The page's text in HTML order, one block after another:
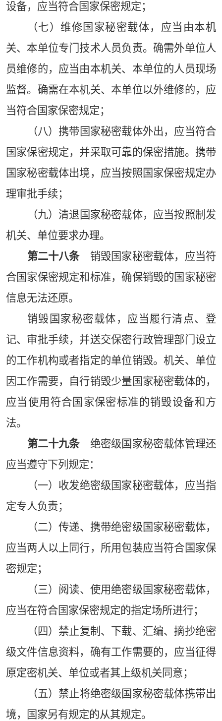
设备，应当符合国家保密规定；
（七）维修国家秘密载体，应当由本机
关、本单位专门技术人员负责。确需外单位人
员维修的，应当由本机关、本单位的人员现场
监督。确需在本机关、本单位以外维修的，应
当符合国家保密规定；
（八）携带国家秘密载体外出，应当符合
国家保密规定，并采取可靠的保密措施。携带
国家秘密载体出境，应当按照国家保密规定办
理审批手续；
（九）清退国家秘密载体，应当按照制发
机关、单位要求办理。
第二十八条销毁国家秘密载体，应当符
合国家保密规定和标准，确保销毁的国家秘密
信息无法还原。
销毁国家秘密载体，应当履行清点、登
记、审批手续，并送交保密行政管理部门设立
的工作机构或者指定的单位销毁。机关、单位
因工作需要，自行销毁少量国家秘密载体的，
应当使用符合国家保密标准的销毁设备和方
法。
第二十九条绝密级国家秘密载体管理还
应当遵守下列规定：
（一）收发绝密级国家秘密载体，应当指
定专人负责；
（二）传递、携带绝密级国家秘密载体，
应当两人以上同行，所用包装应当符合国家保
密规定；
（三）阅读、使用绝密级国家秘密载体，
应当在符合国家保密规定的指定场所进行；
（四）禁止复制、下载、汇编、摘抄绝密
级文件信息资料，确有工作需要的，应当征得
原定密机关、单位或者其上级机关同意；
（五）禁止将绝密级国家秘密载体携带出
境，国家另有规定的从其规定。